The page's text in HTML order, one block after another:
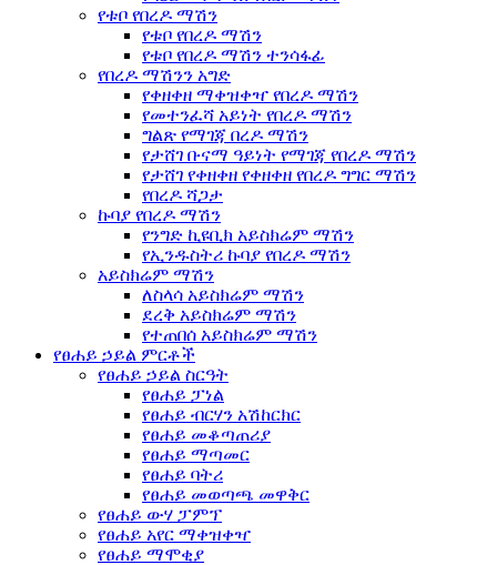
የቱቦ የበረዶ ማሽን
የቱቦ የበረዶ ማሽን
የቱቦ የበረዶ ማሽን ተንሳፋፊ
የበረዶ ማሽንን አግድ
የቀዘቀዘ ማቀዝቀዣ የበረዶ ማሽን
የመተንፈሻ አይነት የበረዶ ማሽን
ግልጽ የማገጃ በረዶ ማሽን
የታሸገ ቡናማ ዓይነት የማገጃ የበረዶ ማሽን
የታሸገ የቀዘቀዘ የቀዘቀዘ የበረዶ ግግር ማሽን
የበረዶ ሻጋታ
ኩባያ የበረዶ ማሽን
የንግድ ኪዩቢክ አይስክሬም ማሽን
የኢንዱስትሪ ኩባያ የበረዶ ማሽን
አይስክሬም ማሽን
ለስላሳ አይስክሬም ማሽን
ደረቅ አይስክሬም ማሽን
የተጠበሰ አይስክሬም ማሽን
የፀሐይ ኃይል ምርቶች
የፀሐይ ኃይል ስርዓት
የፀሐይ ፓነል
የፀሐይ ብርሃን አሽከርክር
የፀሐይ መቆጣጠሪያ
የፀሐይ ማጣመር
የፀሐይ ባትሪ
የፀሐይ መወጣጫ መዋቅር
የፀሐይ ውሃ ፓምፕ
የፀሐይ አየር ማቀዝቀዣ
የፀሐይ ማሞቂያ